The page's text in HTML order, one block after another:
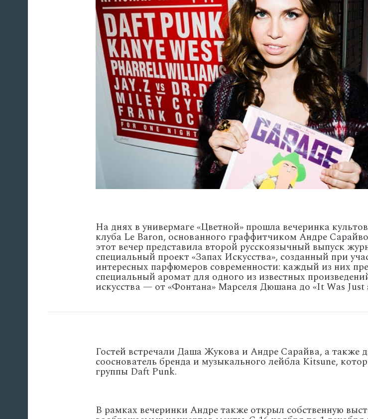
На днях в универмаге «Цветной» прошла вечеринка
клуба Le Baron, основанного граффитчиком Андре
этот вечер представила второй русскоязычный выпуск
специальный проект «Запах Искусства», созданный при
интересных парфюмеров современности: каждый из них
специальный аромат для одного из известных
искусства — от «Фонтана» Марселя Дюшана до «It Was
Гостей встречали Даша Жукова и Андре Сарайва, а
сооснователь бренда и музыкального лейбла Kitsune,
группы Daft Punk.
В рамках вечеринки Андре также открыл собственную